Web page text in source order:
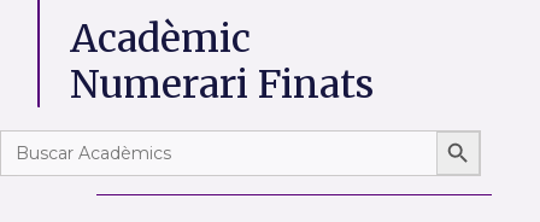
Acadèmic
Numerari Finats
Search
for:
Search